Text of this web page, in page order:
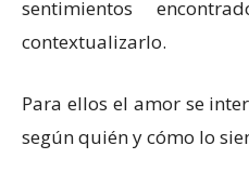
sentimientos
contextualizarlo.
Para ellos el amor se
según quién y cómo lo